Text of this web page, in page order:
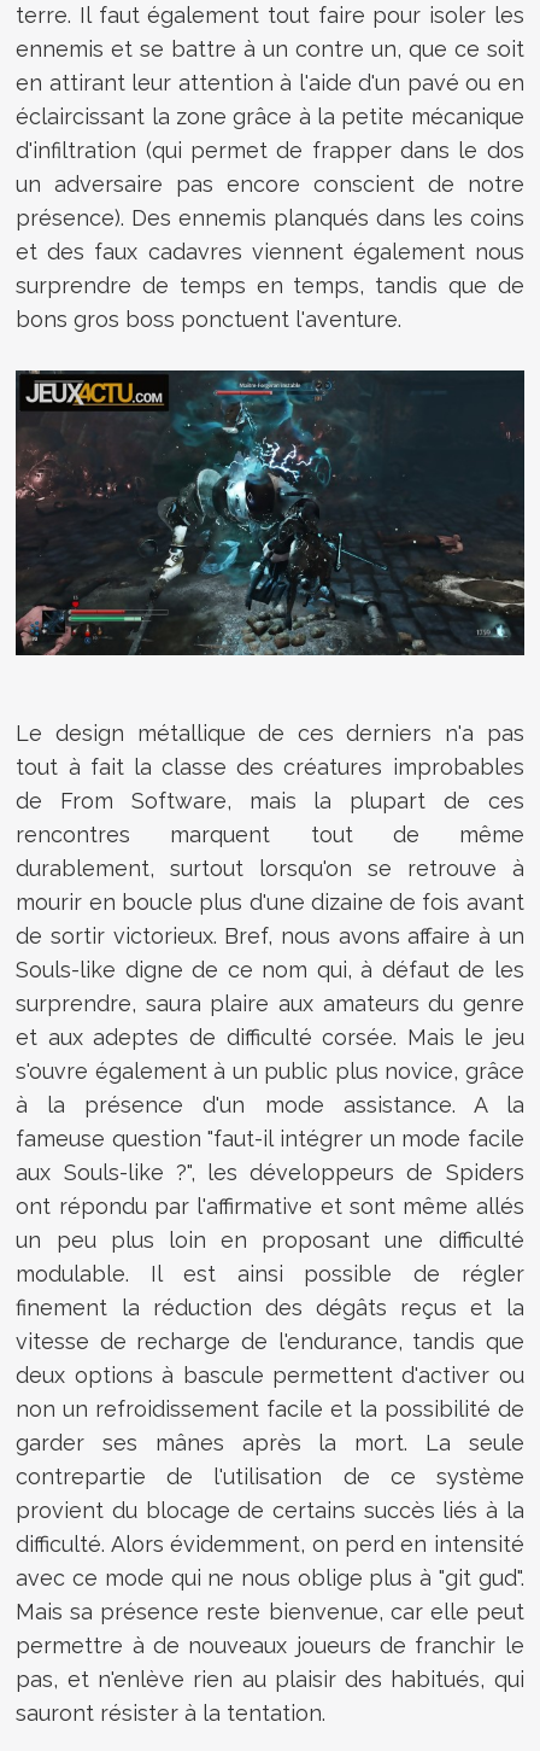
terre. Il faut également tout faire pour isoler les
ennemis et se battre à un contre un, que ce soit
en attirant leur attention à l'aide d'un pavé ou en
éclaircissant la zone grâce à la petite mécanique
d'infiltration (qui permet de frapper dans le dos
un adversaire pas encore conscient de notre
présence). Des ennemis planqués dans les coins
et des faux cadavres viennent également nous
surprendre de temps en temps, tandis que de
bons gros boss ponctuent l'aventure.
Le design métallique de ces derniers n'a pas
tout à fait la classe des créatures improbables
de From Software, mais la plupart de ces
rencontres marquent tout de même
durablement, surtout lorsqu'on se retrouve à
mourir en boucle plus d'une dizaine de fois avant
de sortir victorieux. Bref, nous avons affaire à un
Souls-like digne de ce nom qui, à défaut de les
surprendre, saura plaire aux amateurs du genre
et aux adeptes de difficulté corsée. Mais le jeu
s'ouvre également à un public plus novice, grâce
à la présence d'un mode assistance. A la
fameuse question "faut-il intégrer un mode facile
aux Souls-like ?", les développeurs de Spiders
ont répondu par l'affirmative et sont même allés
un peu plus loin en proposant une difficulté
modulable. Il est ainsi possible de régler
finement la réduction des dégâts reçus et la
vitesse de recharge de l'endurance, tandis que
deux options à bascule permettent d'activer ou
non un refroidissement facile et la possibilité de
garder ses mânes après la mort. La seule
contrepartie de l'utilisation de ce système
provient du blocage de certains succès liés à la
difficulté. Alors évidemment, on perd en intensité
avec ce mode qui ne nous oblige plus à "git gud".
Mais sa présence reste bienvenue, car elle peut
permettre à de nouveaux joueurs de franchir le
pas, et n'enlève rien au plaisir des habitués, qui
sauront résister à la tentation.